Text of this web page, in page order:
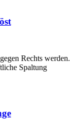
Rechts werden.
Spaltung